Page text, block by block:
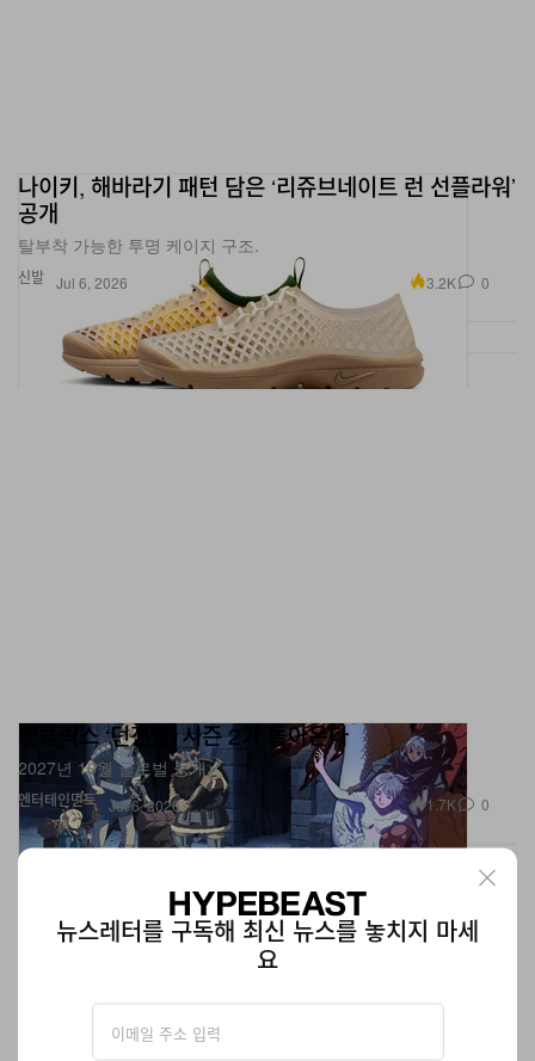
신발
나이키, 해바라기 패턴 담은 ‘리쥬브네이트 런 선플라워’
공개
탈부착 가능한 투명 케이지 구조.
Jul 6, 2026 3.2K 0
엔터테인먼트
넷플릭스 ‘던전밥’ 시즌 2가 돌아온다
2027년 10월 글로벌 공개.
Jul 6, 2026 1.7K 0
뉴스레터를 구독해 최신 뉴스를 놓치지 마세
요